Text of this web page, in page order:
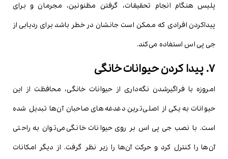
پلیس هنگام انجام تحقیقات، گرفتن مظنونین، مجرمان و برای
پیداکردن افرادی که ممکن است جانشان در خطر باشد برای ردیابی از
جی پی اس استفاده می‌کند.
7. پیدا کردن حیوانات خانگی
امروزه با فراگیرشدن نگه‌داری از حیوانات خانگی، محافظت از این
حیوانات به یکی از اصلی‌ترین دغدغه‌های صاحبان آن‌ها تبدیل شده
است. با نصب جی پی اس بر روی حیوانات خانگی می‌توان به راحتی
آن‌ها را کنترل کرد و حرکت آن‌ها را زیر نظر گرفت. از دیگر امکانات